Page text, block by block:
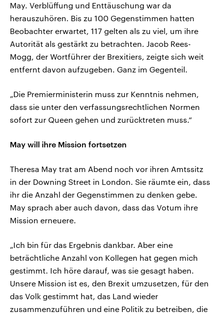
May. Verblüffung und Enttäuschung war da
herauszuhören. Bis zu 100 Gegenstimmen hatten
Beobachter erwartet, 117 gelten als zu viel, um ihre
Autorität als gestärkt zu betrachten. Jacob Rees-
Mogg, der Wortführer der Brexitiers, zeigte sich weit
entfernt davon aufzugeben. Ganz im Gegenteil.
„Die Premierministerin muss zur Kenntnis nehmen,
dass sie unter den verfassungsrechtlichen Normen
sofort zur Queen gehen und zurücktreten muss.“
May will ihre Mission fortsetzen
Theresa May trat am Abend noch vor ihren Amtssitz
in der Downing Street in London. Sie räumte ein, dass
ihr die Anzahl der Gegenstimmen zu denken gebe.
May sprach aber auch davon, dass das Votum ihre
Mission erneuere.
„Ich bin für das Ergebnis dankbar. Aber eine
beträchtliche Anzahl von Kollegen hat gegen mich
gestimmt. Ich höre darauf, was sie gesagt haben.
Unsere Mission ist es, den Brexit umzusetzen, für den
das Volk gestimmt hat, das Land wieder
zusammenzuführen und eine Politik zu betreiben, die